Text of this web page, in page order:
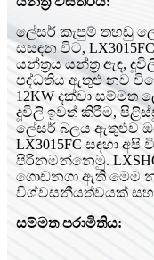
ලේසර් කැපුම් තහඩු
සසඳන විට,
යන්ත්‍රය යන්ත්‍ර ඇඳ,
පද්ධතිය ඇතුළු නව
12KW දක්වා
දූවිලි ඉවත් කිරීම,
ලේසර් බලය ඇතුළුව
LX3015FC සඳහා
පිරිනමන්නෙමු.
ගොඩනගා ඇති මෙම
විශ්වසනීයත්වයක් සහ
සම්මත පරාමිතිය: